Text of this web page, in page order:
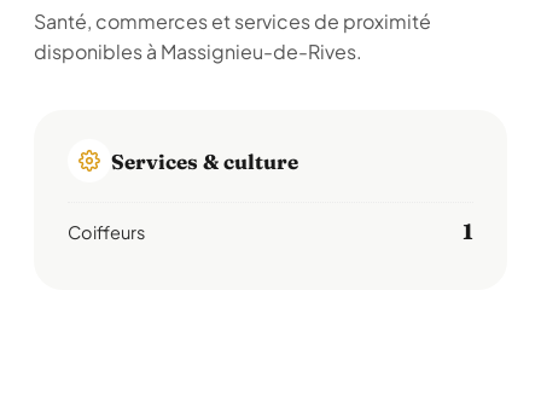
Santé, commerces et services de proximité
disponibles à Massignieu-de-Rives.
Services & culture
Coiffeurs 1